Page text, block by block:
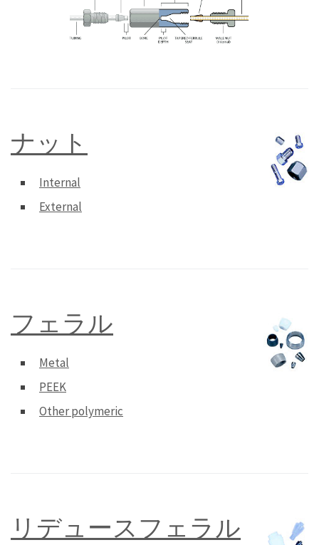
ナット
Internal
External
フェラル
Metal
PEEK
Other polymeric
リデュースフェラル